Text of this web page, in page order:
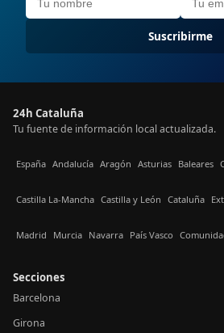
Suscribirme
24h Cataluña
Tu fuente de información local actualizada.
España Andalucía Aragón Asturias Baleares
Castilla La-Mancha Castilla y León Cataluña
Madrid Murcia Navarra País Vasco
Secciones
Barcelona
Girona